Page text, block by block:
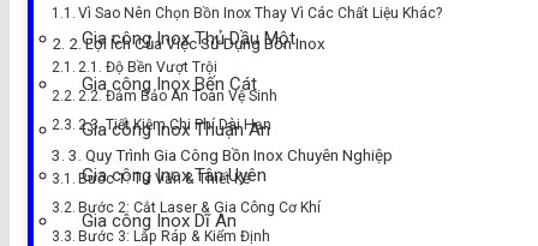
Gia công Inox Thủ Dầu Một
Gia công Inox Bến Cát
Gia công Inox Thuận An
Gia công Inox Tân Uyên
Gia công Inox Dĩ An
Vì Sao Nên Chọn Bồn Inox Thay Vì Các Chất Liệu Khác?
2. Lợi Ích Của Việc Sử Dụng Bồn Inox
2.1. Độ Bền Vượt Trội
2.2. Đảm Bảo An Toàn Vệ Sinh
2.3. Tiết Kiệm Chi Phí Dài Hạn
3. Quy Trình Gia Công Bồn Inox Chuyên Nghiệp
Bước 1: Tư Vấn & Thiết Kế
Bước 2: Cắt Laser & Gia Công Cơ Khí
Bước 3: Lắp Ráp & Kiểm Định